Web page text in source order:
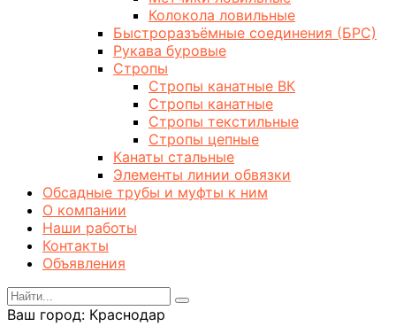
Колокола ловильные
Быстроразъёмные соединения (БРС)
Рукава буровые
Стропы
Стропы канатные ВК
Стропы канатные
Стропы текстильные
Стропы цепные
Канаты стальные
Элементы линии обвязки
Обсадные трубы и муфты к ним
О компании
Наши работы
Контакты
Объявления
Ваш город: Краснодар